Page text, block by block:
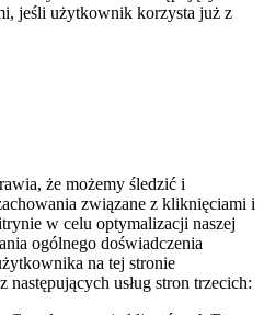
jeśli użytkownik korzysta już z
że możemy śledzić i
związane z kliknięciami i
w celu optymalizacji naszej
ogólnego doświadczenia
na tej stronie
usług stron trzecich: